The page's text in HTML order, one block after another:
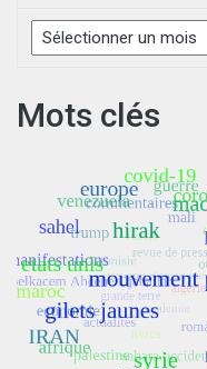
Archives
Mots clés